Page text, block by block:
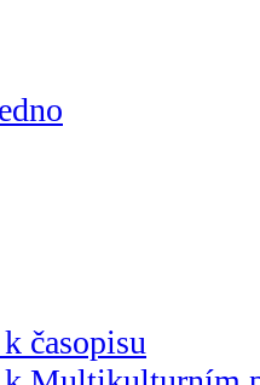
časopisu